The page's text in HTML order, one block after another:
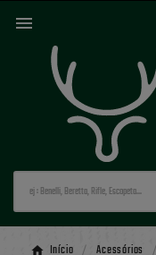

Início Acessórios